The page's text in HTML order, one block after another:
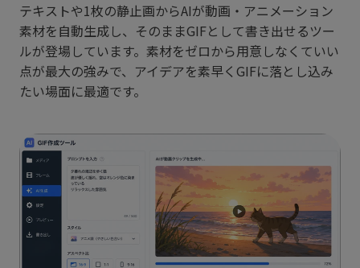
テキストや1枚の静止画からAIが動画・アニメーション
素材を自動生成し、そのままGIFとして書き出せるツー
ルが登場しています。素材をゼロから用意しなくていい
点が最大の強みで、アイデアを素早くGIFに落とし込み
たい場面に最適です。